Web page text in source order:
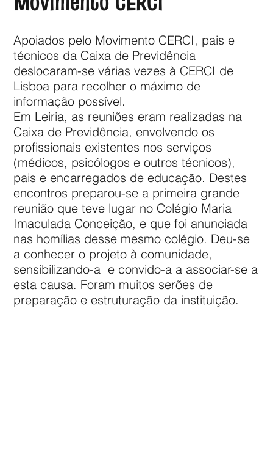
Apoiados pelo Movimento CERCI, pais e
técnicos da Caixa de Previdência
deslocaram-se várias vezes à CERCI de
Lisboa para recolher o máximo de
informação possível.
Em Leiria, as reuniões eram realizadas na
Caixa de Previdência, envolvendo os
profissionais existentes nos serviços
(médicos, psicólogos e outros técnicos),
pais e encarregados de educação. Destes
encontros preparou-se a primeira grande
reunião que teve lugar no Colégio Maria
Imaculada Conceição, e que foi anunciada
nas homílias desse mesmo colégio. Deu-se
a conhecer o projeto à comunidade,
sensibilizando-a e convido-a a associar-se a
esta causa. Foram muitos serões de
preparação e estruturação da instituição.